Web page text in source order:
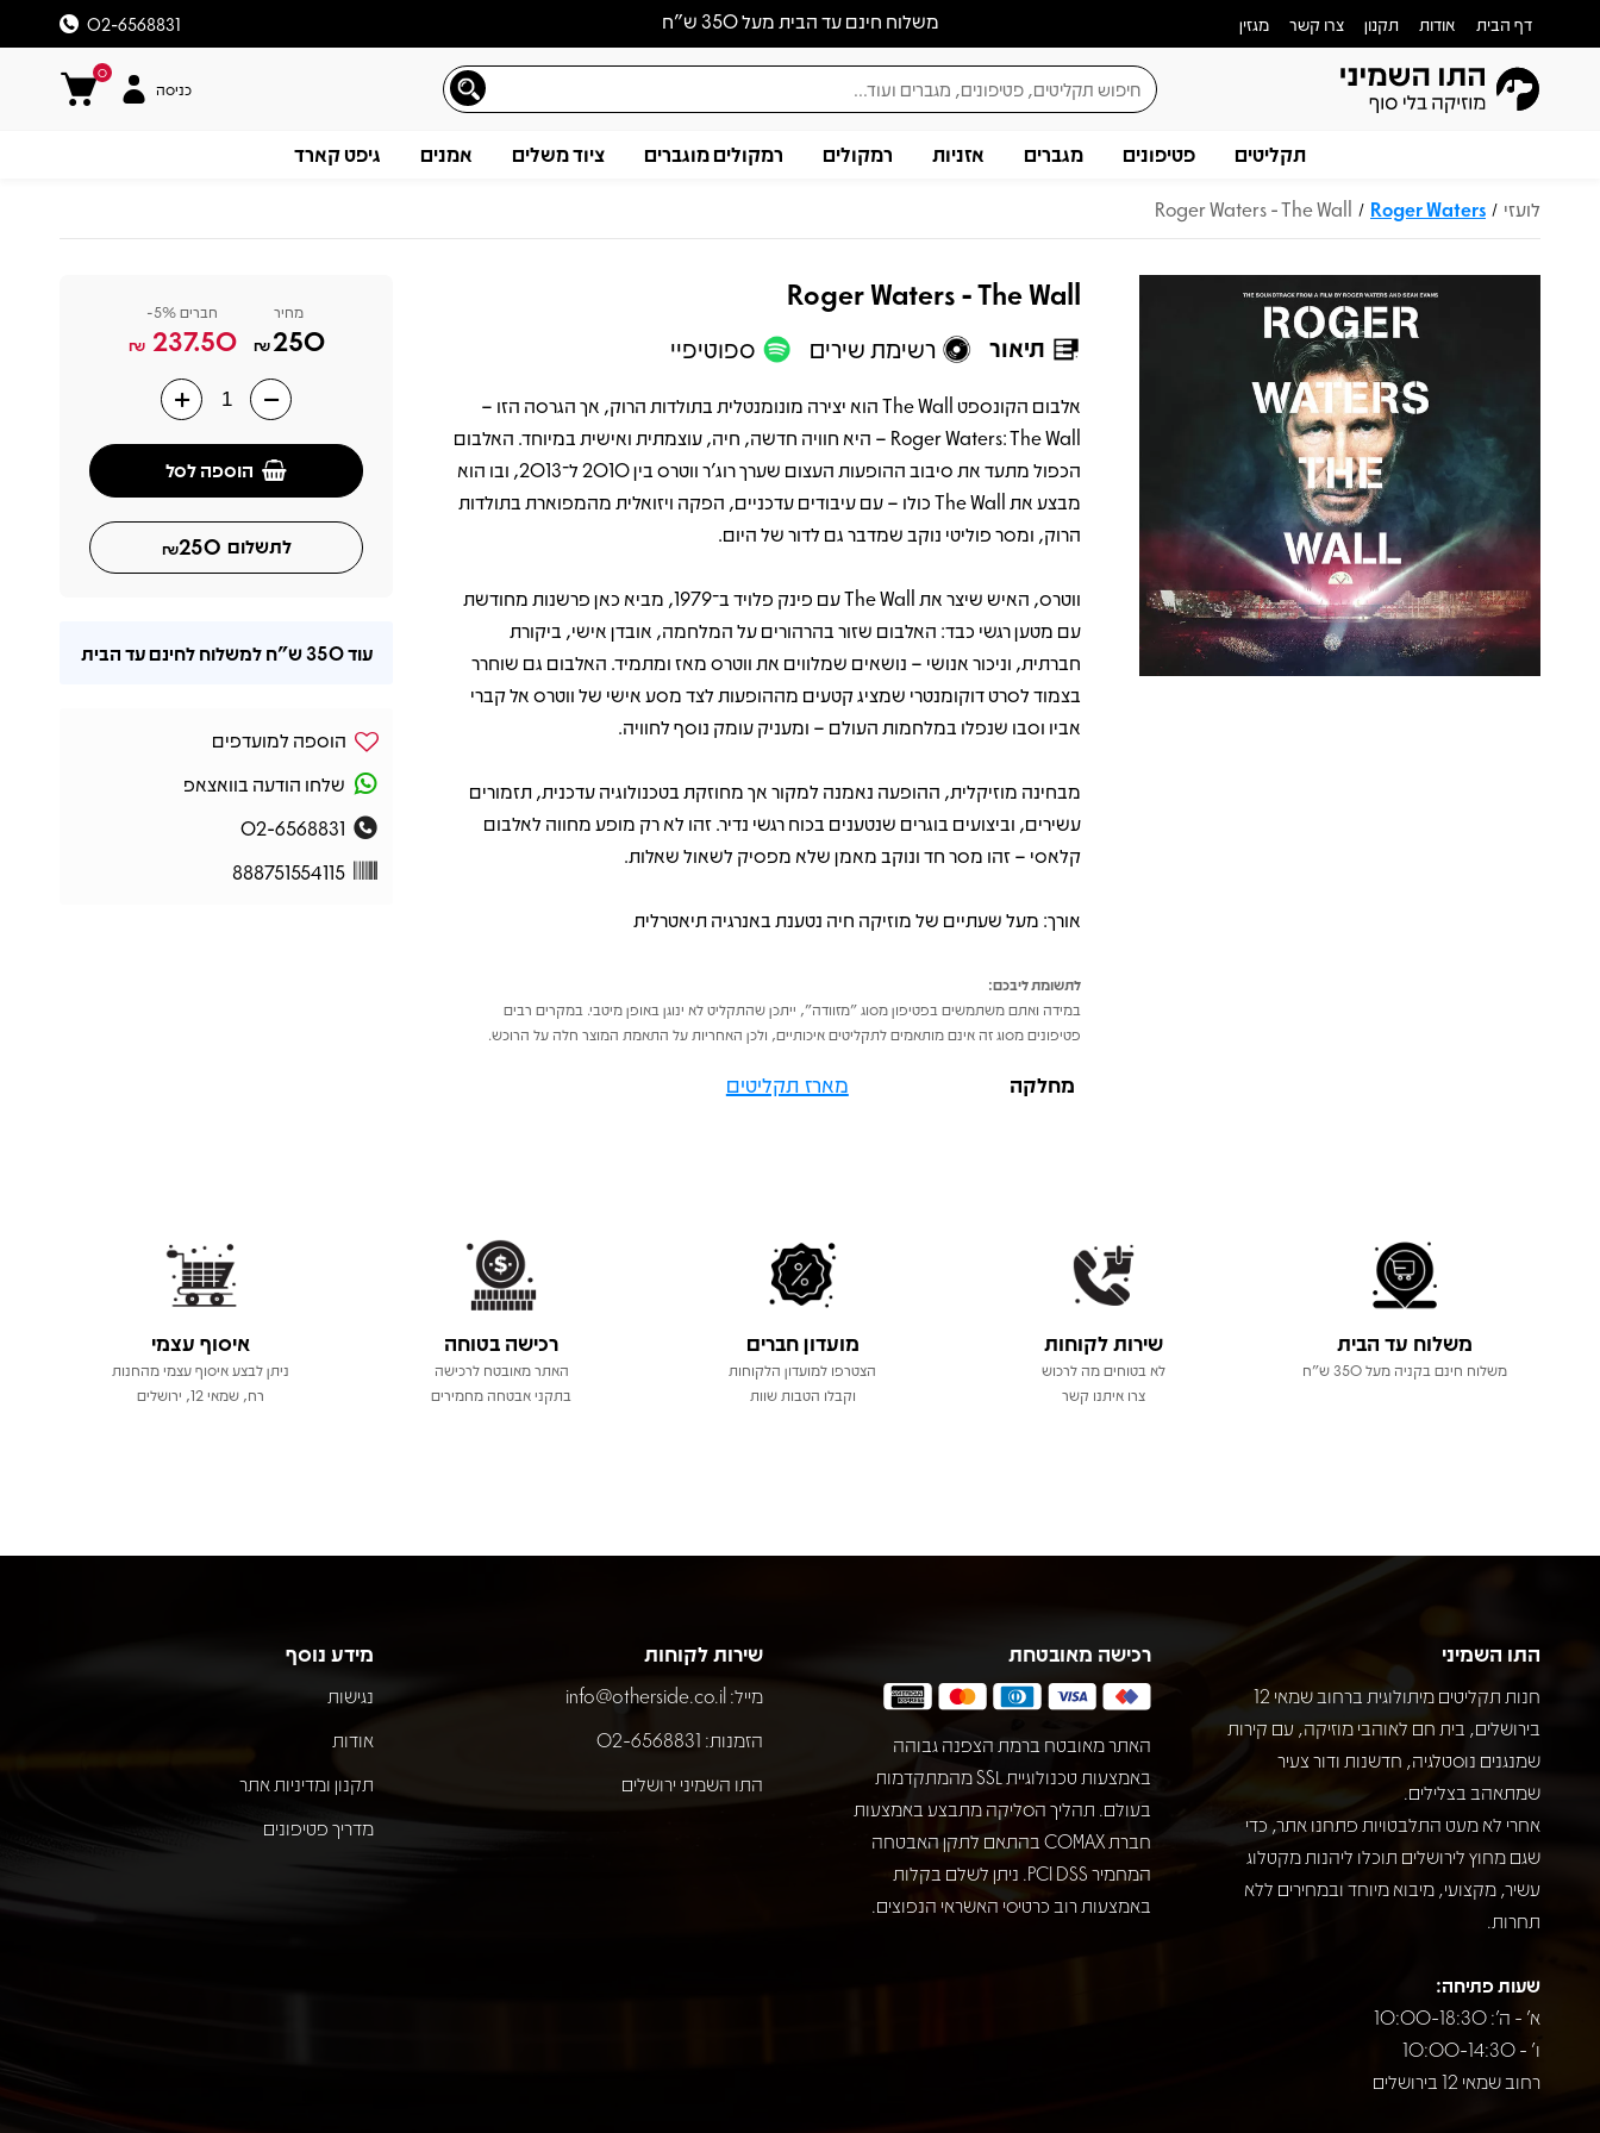
משלוח חינם עד הבית מעל 350 ש״ח דף הבית אודות תקנון צרו קשר מגזין 02-6568831
0
כניסה
תקליטים פטיפונים מגברים אזניות רמקולים רמקולים מוגברים ציוד משלים אמנים גיפט קארד
לועזי /
Roger Waters
/
Roger Waters - The Wall
Roger Waters - The Wall
תיאור רשימת שירים ספוטיפיי
תיאור
אלבום הקונספט The Wall הוא יצירה מונומנטלית בתולדות הרוק, אך הגרסה הזו –
Roger Waters: The Wall – היא חוויה חדשה, חיה, עוצמתית ואישית במיוחד. האלבום
הכפול מתעד את סיבוב ההופעות העצום שערך רוג'ר ווטרס בין 2010 ל־2013, ובו הוא
מבצע את The Wall כולו – עם עיבודים עדכניים, הפקה ויזואלית מהמפוארת בתולדות
הרוק, ומסר פוליטי נוקב שמדבר גם לדור של היום.
ווטרס, האיש שיצר את The Wall עם פינק פלויד ב־1979, מביא כאן פרשנות מחודשת
עם מטען רגשי כבד: האלבום שזור בהרהורים על המלחמה, אובדן אישי, ביקורת
חברתית, וניכור אנושי – נושאים שמלווים את ווטרס מאז ומתמיד. האלבום גם שוחרר
בצמוד לסרט דוקומנטרי שמציג קטעים מההופעות לצד מסע אישי של ווטרס אל קברי
אביו וסבו שנפלו במלחמות העולם – ומעניק עומק נוסף לחוויה.
מבחינה מוזיקלית, ההופעה נאמנה למקור אך מחוזקת בטכנולוגיה עדכנית, תזמורים
עשירים, וביצועים בוגרים שנטענים בכוח רגשי נדיר. זהו לא רק מופע מחווה לאלבום
קלאסי – זהו מסר חד ונוקב מאמן שלא מפסיק לשאול שאלות.
אורך: מעל שעתיים של מוזיקה חיה נטענת באנרגיה תיאטרלית
לתשומת ליבכם:
במידה ואתם משתמשים בפטיפון מסוג "מזוודה", ייתכן שהתקליט לא ינוגן באופן מיטבי. במקרים רבים
פטיפונים מסוג זה אינם מותאמים לתקליטים איכותיים, ולכן האחריות על התאמת המוצר חלה על הרוכש.
מחלקה מארז תקליטים
מחיר
250
₪
חברים 5%-
237.50
₪
הוספה לסל
לתשלום 250
₪
עוד350 ש"ח למשלוח לחינם עד הבית
הוספה למועדפים
שלחו הודעה בוואצאפ
02-6568831
888751554115
משלוח עד הבית
משלוח חינם בקניה מעל 350 ש"ח
שירות לקוחות
לא בטוחים מה לרכוש
צרו איתנו קשר
מועדון חברים
הצטרפו למועדון הלקוחות
וקבלו הטבות שוות
רכישה בטוחה
האתר מאובטח לרכישה
בתקני אבטחה מחמירים
איסוף עצמי
ניתן לבצע איסוף עצמי מהחנות
רח, שמאי 12, ירושלים
התו השמיני
חנות תקליטים מיתולוגית ברחוב שמאי 12
בירושלים, בית חם לאוהבי מוזיקה, עם קירות
שמנגנים נוסטלגיה, חדשנות ודור צעיר
שמתאהב בצלילים.
אחרי לא מעט התלבטויות פתחנו אתר, כדי
שגם מחוץ לירושלים תוכלו ליהנות מקטלוג
עשיר, מקצועי, מיבוא מיוחד ובמחירים ללא
תחרות.
שעות פתיחה:
א' - ה': 10:00-18:30
ו' - 10:00-14:30
רחוב שמאי 12 בירושלים
רכישה מאובטחת
האתר מאובטח ברמת הצפנה גבוהה
באמצעות טכנולוגיית SSL מהמתקדמות
בעולם. תהליך הסליקה מתבצע באמצעות
חברת COMAX בהתאם לתקן האבטחה
המחמיר PCI DSS. ניתן לשלם בקלות
באמצעות רוב כרטיסי האשראי הנפוצים.
שירות לקוחות
מייל: info@otherside.co.il
הזמנות: 02-6568831
התו השמיני ירושלים
מידע נוסף
נגישות
אודות
תקנון ומדיניות אתר
מדריך פטיפונים